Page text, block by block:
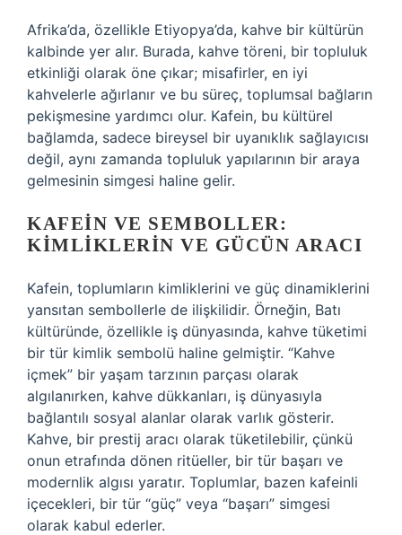
Afrika’da, özellikle Etiyopya’da, kahve bir kültürün
kalbinde yer alır. Burada, kahve töreni, bir topluluk
etkinliği olarak öne çıkar; misafirler, en iyi
kahvelerle ağırlanır ve bu süreç, toplumsal bağların
pekişmesine yardımcı olur. Kafein, bu kültürel
bağlamda, sadece bireysel bir uyanıklık sağlayıcısı
değil, aynı zamanda topluluk yapılarının bir araya
gelmesinin simgesi haline gelir.
KAFEIN VE SEMBOLLER:
KIMLIKLERIN VE GÜCÜN ARACI
Kafein, toplumların kimliklerini ve güç dinamiklerini
yansıtan sembollerle de ilişkilidir. Örneğin, Batı
kültüründe, özellikle iş dünyasında, kahve tüketimi
bir tür kimlik sembolü haline gelmiştir. “Kahve
içmek” bir yaşam tarzının parçası olarak
algılanırken, kahve dükkanları, iş dünyasıyla
bağlantılı sosyal alanlar olarak varlık gösterir.
Kahve, bir prestij aracı olarak tüketilebilir, çünkü
onun etrafında dönen ritüeller, bir tür başarı ve
modernlik algısı yaratır. Toplumlar, bazen kafeinli
içecekleri, bir tür “güç” veya “başarı” simgesi
olarak kabul ederler.